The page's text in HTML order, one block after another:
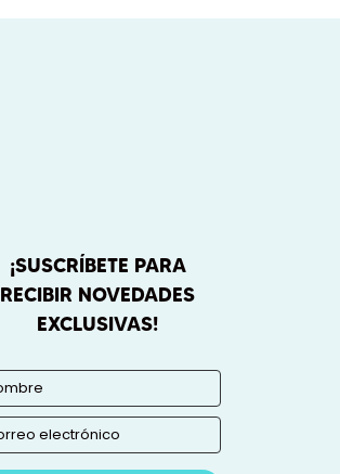
¡SUSCRÍBETE PARA
RECIBIR NOVEDADES
EXCLUSIVAS!